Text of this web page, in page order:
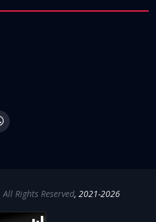
All Rights Reserved, 2021-2026